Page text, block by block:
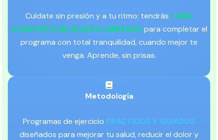
Cuídate sin presión y a tu ritmo: tendrás 1 AÑO
COMPLETO DE ACCESO ILIMITADO para completar el
programa con total tranquilidad, cuando mejor te
venga. Aprende, sin prisas.
Metodología
Programas de ejercicio PRÁCTICOS Y GUIADOS
diseñados para mejorar tu salud, reducir el dolor y